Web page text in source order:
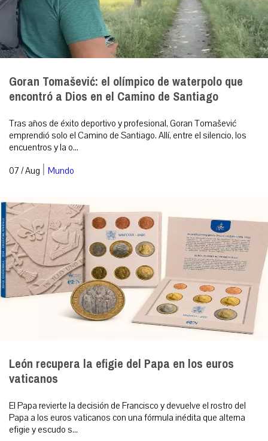
Goran Tomašević: el olímpico de waterpolo que
encontró a Dios en el Camino de Santiago
Tras años de éxito deportivo y profesional, Goran Tomašević
emprendió solo el Camino de Santiago. Allí, entre el silencio, los
encuentros y la o...
07 / Aug | Mundo
León recupera la efigie del Papa en los euros
vaticanos
El Papa revierte la decisión de Francisco y devuelve el rostro del
Papa a los euros vaticanos con una fórmula inédita que alterna
efigie y escudo s...